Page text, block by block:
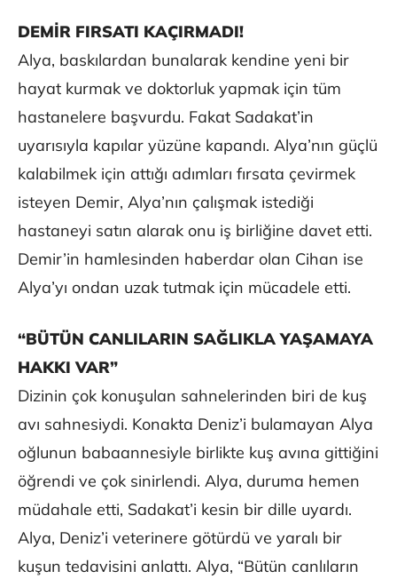
DEMİR FIRSATI KAÇIRMADI!
Alya, baskılardan bunalarak kendine yeni bir
hayat kurmak ve doktorluk yapmak için tüm
hastanelere başvurdu. Fakat Sadakat’in
uyarısıyla kapılar yüzüne kapandı. Alya’nın güçlü
kalabilmek için attığı adımları fırsata çevirmek
isteyen Demir, Alya’nın çalışmak istediği
hastaneyi satın alarak onu iş birliğine davet etti.
Demir’in hamlesinden haberdar olan Cihan ise
Alya’yı ondan uzak tutmak için mücadele etti.
“BÜTÜN CANLILARIN SAĞLIKLA YAŞAMAYA
HAKKI VAR”
Dizinin çok konuşulan sahnelerinden biri de kuş
avı sahnesiydi. Konakta Deniz’i bulamayan Alya
oğlunun babaannesiyle birlikte kuş avına gittiğini
öğrendi ve çok sinirlendi. Alya, duruma hemen
müdahale etti, Sadakat’i kesin bir dille uyardı.
Alya, Deniz’i veterinere götürdü ve yaralı bir
kuşun tedavisini anlattı. Alya, “Bütün canlıların